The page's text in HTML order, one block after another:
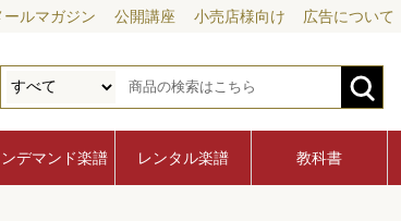
ールマガジン 公開講座 小売店様向け 広告について
デマンド楽譜 レンタル楽譜 教科書